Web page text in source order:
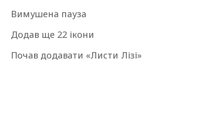
Вимушена пауза
Додав ще 22 ікони
Почав додавати «Листи Лізі»